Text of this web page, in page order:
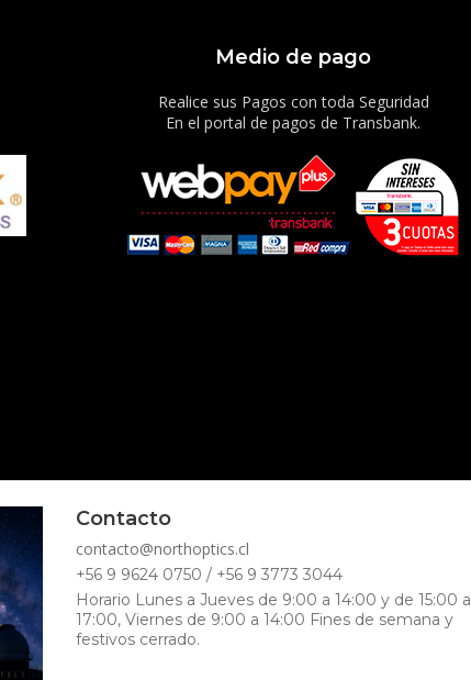
Medio de pago
Realice sus Pagos con toda Seguridad
En el portal de pagos de Transbank.
Contacto
contacto@northoptics.cl
+56 9 9624 0750 / +56 9 3773 3044
Horario Lunes a Jueves de 9:00 a 14:00 y de 15:00 a
17:00, Viernes de 9:00 a 14:00 Fines de semana y
festivos cerrado.